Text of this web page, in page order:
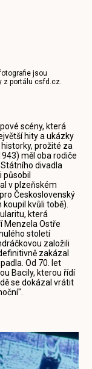
jsou
z portálucsfd.cz.
scény, která
hity a ukázky
prožité za
měl oba rodiče
divadla
působil
v plzeňském
Československý
kvůli tobě).
která
Menzela Ostře
století
založili
zakázal
Od 70. let
Bacily, kterou řídí
se dokázal vrátit